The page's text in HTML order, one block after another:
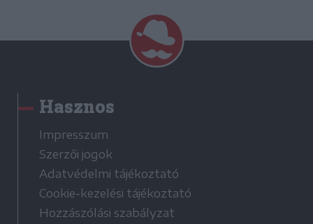
Hasznos
Impresszum
Szerzői jogok
Adatvédelmi tájékoztató
Cookie-kezelési tájékoztató
Hozzászólási szabályzat